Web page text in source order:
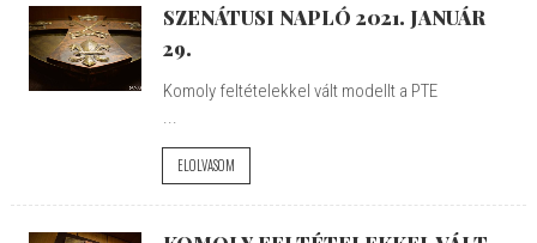
SZENÁTUSI NAPLÓ 2021. JANUÁR
29.
Komoly feltételekkel vált modellt a PTE
...
ELOLVASOM